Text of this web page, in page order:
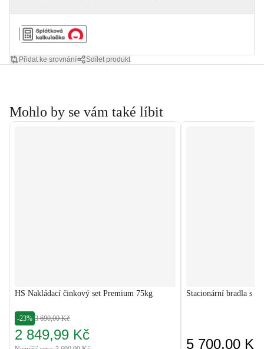
Přidat ke srovnání Sdílet produkt
Mohlo by se vám také líbit
HS Nakládací činkový set Premium 75kg
-23% 3 690,00 Kč
2 849,99 Kč
Stacionární bradla s
5 700,00 Kč